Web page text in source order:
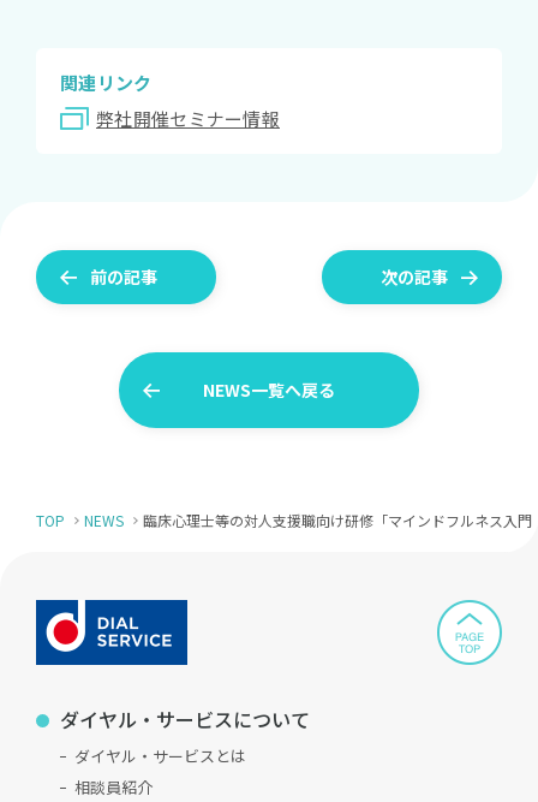
関連リンク
弊社開催セミナー情報
前の記事
NEWS一覧へ戻る
次の記事
TOP NEWS 臨床心理士等の対人支援職向け研修「マインドフルネス入
ダイヤル・サービスについて
ダイヤル・サービスとは
相談員紹介